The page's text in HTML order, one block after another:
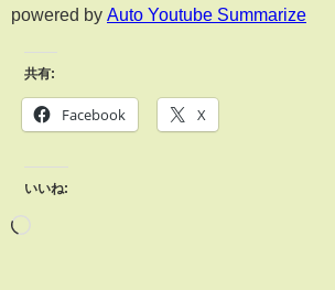
powered by Auto Youtube Summarize
共有:
Facebook X
いいね: